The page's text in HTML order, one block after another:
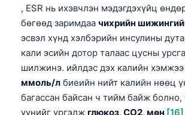
, ESR нь ихэвчлэн мэдэгдэхүйц
бөгөөд заримдаа чихрийн
эсвэл хүнд хэлбэрийн инсулины
кали эсийн дотор талаас цусны
шилжинэ. ийлдэс дэх калийн
ммоль/л биеийн нийт калийн нөөц
багассан байсан ч тийм байж болно,
үүнийг үргэлж глюкоз, CO2, мөн
Suomi
Hrvatski
كوردی‎
پښتو